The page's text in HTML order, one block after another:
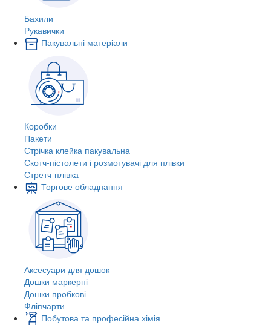
Бахили
Рукавички
Пакувальні матеріали
Коробки
Пакети
Стрічка клейка пакувальна
Скотч-пістолети і розмотувачі для плівки
Стретч-плівка
Торгове обладнання
Аксесуари для дошок
Дошки маркерні
Дошки пробкові
Фліпчарти
Побутова та професійна хімія